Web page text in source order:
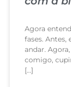
Agora
fases. Antes,
andar.
comigo,
[…]